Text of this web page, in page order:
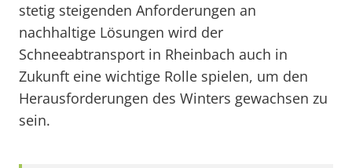
stetig steigenden Anforderungen an
nachhaltige Lösungen wird der
Schneeabtransport in Rheinbach auch in
Zukunft eine wichtige Rolle spielen, um den
Herausforderungen des Winters gewachsen zu
sein.